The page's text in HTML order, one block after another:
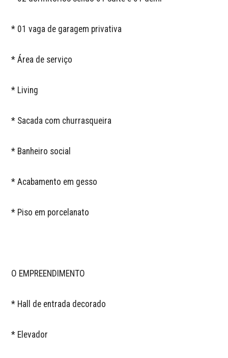
* 01 vaga de garagem privativa
* Área de serviço
* Living
* Sacada com churrasqueira
* Banheiro social
* Acabamento em gesso
* Piso em porcelanato
O EMPREENDIMENTO
* Hall de entrada decorado
* Elevador